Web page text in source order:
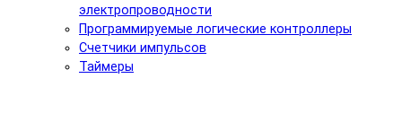
электропроводности
Программируемые логические контроллеры
Счетчики импульсов
Таймеры